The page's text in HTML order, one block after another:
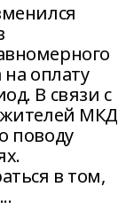
на оплату
В связи с
жителей МКД
поводу
в том,